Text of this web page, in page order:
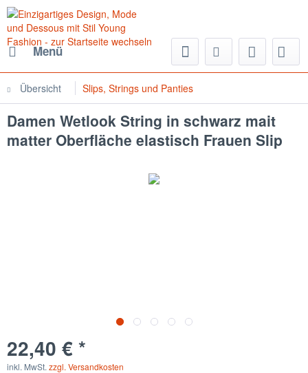
Menü
Übersicht Slips, Strings und Panties
Damen Wetlook String in schwarz mait
matter Oberfläche elastisch Frauen Slip
22,40 € *
inkl. MwSt. zzgl. Versandkosten